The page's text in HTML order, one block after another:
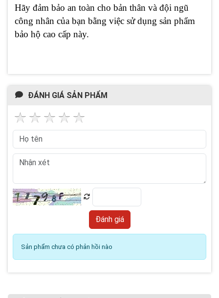
Hãy đảm bảo an toàn cho bản thân và đội ngũ
công nhân của bạn bằng việc sử dụng sản phẩm
bảo hộ cao cấp này.
ĐÁNH GIÁ SẢN PHẨM
Sản phẩm chưa có phản hồi nào